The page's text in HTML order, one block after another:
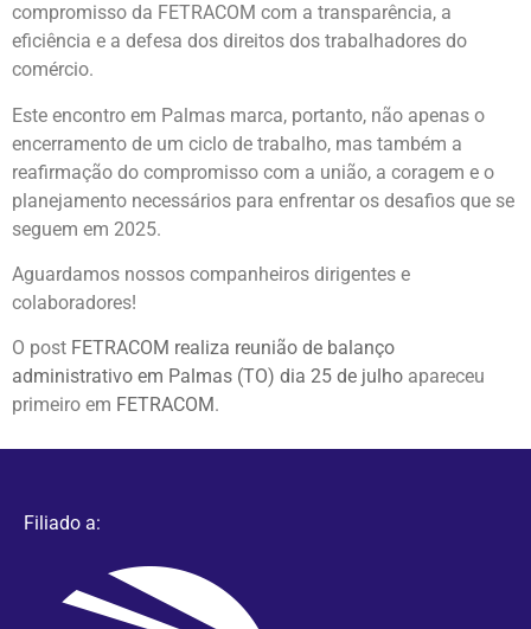
compromisso da FETRACOM com a transparência, a
eficiência e a defesa dos direitos dos trabalhadores do
comércio.
Este encontro em Palmas marca, portanto, não apenas o
encerramento de um ciclo de trabalho, mas também a
reafirmação do compromisso com a união, a coragem e o
planejamento necessários para enfrentar os desafios que se
seguem em 2025.
Aguardamos nossos companheiros dirigentes e
colaboradores!
O post FETRACOM realiza reunião de balanço
administrativo em Palmas (TO) dia 25 de julho apareceu
primeiro em FETRACOM.
Filiado a: